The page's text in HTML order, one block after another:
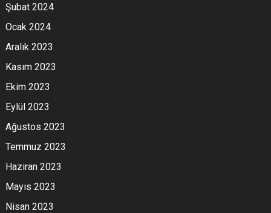
Şubat 2024
Ocak 2024
Aralık 2023
Kasım 2023
Ekim 2023
Eylül 2023
Ağustos 2023
Temmuz 2023
Haziran 2023
Mayıs 2023
Nisan 2023